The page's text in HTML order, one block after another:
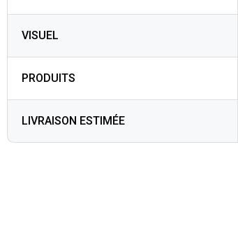
VISUEL
PRODUITS
LIVRAISON ESTIMÉE